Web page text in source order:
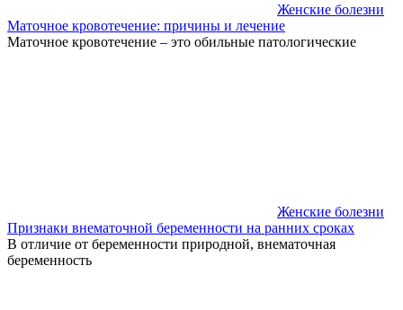
Женские болезни
Маточное кровотечение: причины и лечение
Маточное кровотечение – это обильные патологические
Женские болезни
Признаки внематочной беременности на ранних сроках
В отличие от беременности природной, внематочная
беременность